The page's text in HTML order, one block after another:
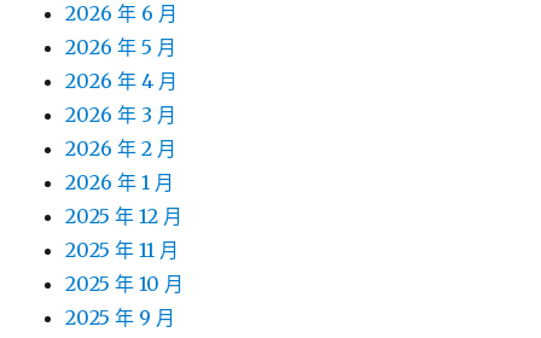
2026 年 6 月
2026 年 5 月
2026 年 4 月
2026 年 3 月
2026 年 2 月
2026 年 1 月
2025 年 12 月
2025 年 11 月
2025 年 10 月
2025 年 9 月